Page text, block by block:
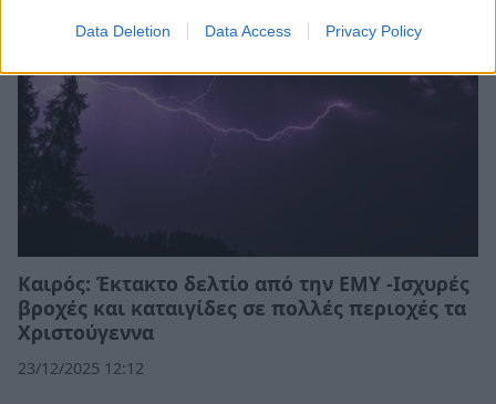
Data Deletion Data Access Privacy Policy
Καιρός: Έκτακτο δελτίο από την ΕΜΥ -Ισχυρές
βροχές και καταιγίδες σε πολλές περιοχές τα
Χριστούγεννα
23/12/2025 12:12